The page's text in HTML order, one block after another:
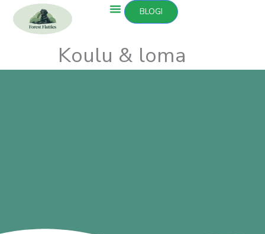
sisältöön
BLOGI
Koulu & loma